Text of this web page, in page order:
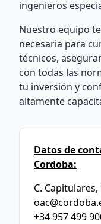
ingenieros
Nuestro equipo
necesaria para
técnicos,
con todas las
tu inversión y
altamente
Datos de
Cordoba:
C.
+34 957 499